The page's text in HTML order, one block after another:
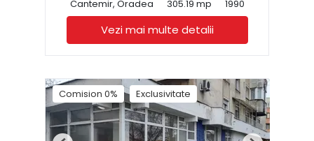
Cantemir, Oradea 305.19 mp 1990
Vezi mai multe detalii
Comision 0% Exclusivitate